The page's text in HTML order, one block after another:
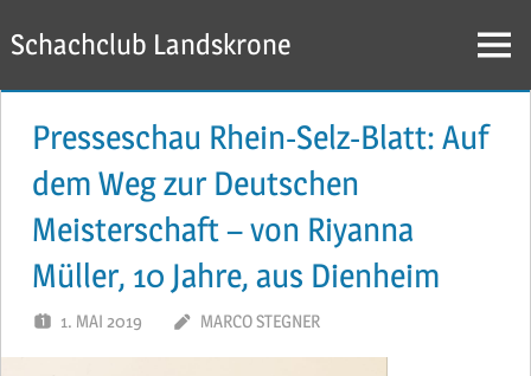
Inhalt
springen
Schachclub Landskrone Menü
Presseschau Rhein-Selz-Blatt: Auf
dem Weg zur Deutschen
Meisterschaft – von Riyanna
Müller, 10 Jahre, aus Dienheim
1. MAI 2019 MARCO STEGNER